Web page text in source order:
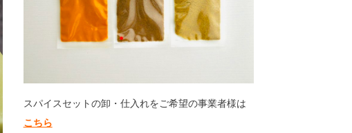
スパイスセットの卸・仕入れをご希望の事業者様は
こちら